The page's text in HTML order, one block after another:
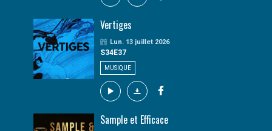
Vertiges
Lun. 13 juillet 2026
S34E37
MUSIQUE
Sample et Efficace